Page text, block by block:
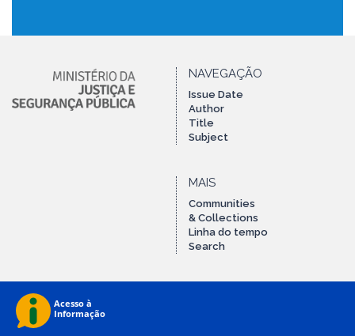
NAVEGAÇÃO
Issue Date
Author
Title
Subject
MAIS
Communities
& Collections
Linha do tempo
Search